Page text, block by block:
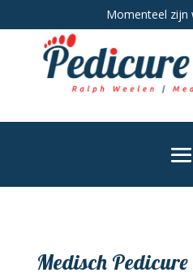
Momenteel zijn
Medisch Pedicure